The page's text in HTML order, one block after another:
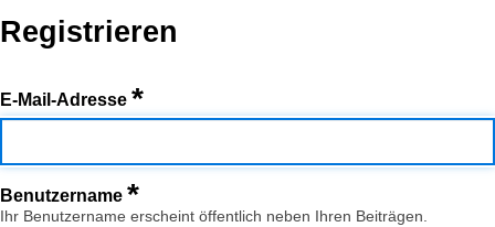
Registrieren
E-Mail-Adresse *
Benutzername *
Ihr Benutzername erscheint öffentlich neben Ihren Beiträgen.